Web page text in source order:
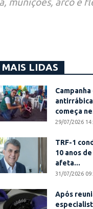
MAIS LIDAS
começa
29/07/2026
TRF-1
10 anos
afeta...
31/07/2026
Após